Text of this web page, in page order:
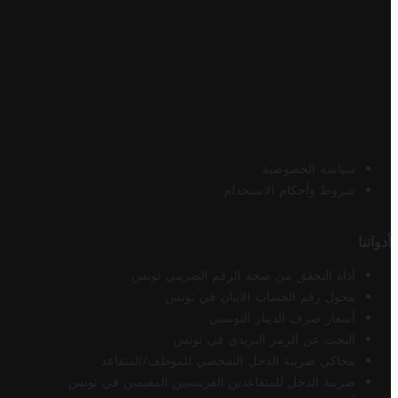
سياسة الخصوصية
شروط وأحكام الاستخدام
أدواتنا
أداة التحقق من صحة الرقم الضريبي تونس
محول رقم الحساب الآيبان في تونس
أسعار صرف الدينار التونسي
البحث عن الرمز البريدي في تونس
محاكي ضريبة الدخل الشخصي للموظف/المتقاعد
ضريبة الدخل للمتقاعدين الفرنسيين المقيمين في تونس